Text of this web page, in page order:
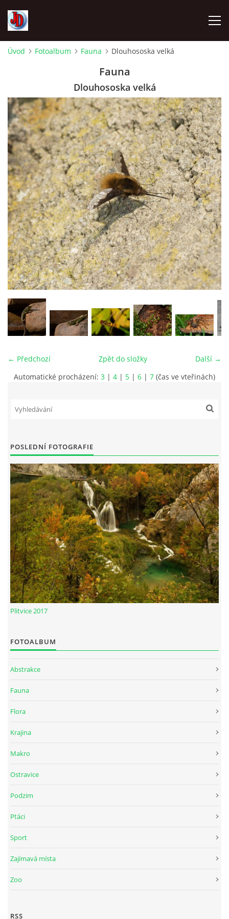
FOTOALBUM
Z CEST
NÁVŠTĚVNÍ KNIHA
OSTRAVICE SRAZY
vm24@atlas.cz
© 2026 eStránky.cz Aktualizováno: 4. 11. 2025 Nahoru ↑
Úvod Fotoalbum Fauna Dlouhososka velká
Fauna
Dlouhososka velká
← Předchozí Další →
Zpět do složky
Automatické procházení: 3 | 4 | 5 | 6 | 7 (čas ve vteřinách)
POSLEDNÍ FOTOGRAFIE
Plitvice 2017
FOTOALBUM
Abstrakce
Fauna
Flora
Krajina
Makro
Ostravice
Podzim
Ptáci
Sport
Zajímavá místa
Zoo
RSS